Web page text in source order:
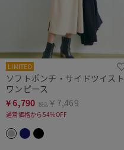
LIMITED
ソフトポンチ・サイドツイスト
ワンピース
¥6,790 税込 ￥7,469
通常価格から54%OFF